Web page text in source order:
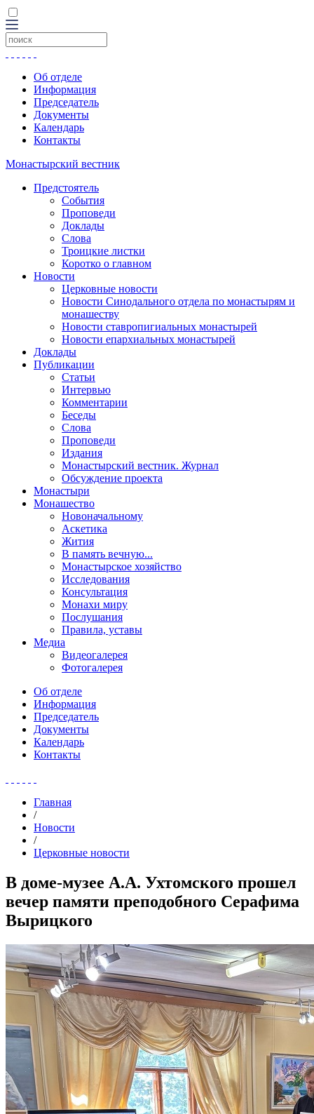
Об отделе
Информация
Председатель
Документы
Календарь
Контакты
Монастырский вестник
Предстоятель
События
Проповеди
Доклады
Слова
Троицкие листки
Коротко о главном
Новости
Церковные новости
Новости Синодального отдела по монастырям и
монашеству
Новости ставропигиальных монастырей
Новости епархиальных монастырей
Доклады
Публикации
Статьи
Интервью
Комментарии
Беседы
Слова
Проповеди
Издания
Монастырский вестник. Журнал
Обсуждение проекта
Монастыри
Монашество
Новоначальному
Аскетика
Жития
В память вечную...
Монастырское хозяйство
Исследования
Консультация
Монахи миру
Послушания
Правила, уставы
Медиа
Видеогалерея
Фотогалерея
Об отделе
Информация
Председатель
Документы
Календарь
Контакты
Главная
/
Новости
/
Церковные новости
В доме-музее А.А. Ухтомского прошел
вечер памяти преподобного Серафима
Вырицкого